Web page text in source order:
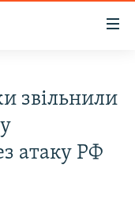
звільнили
атаку РФ